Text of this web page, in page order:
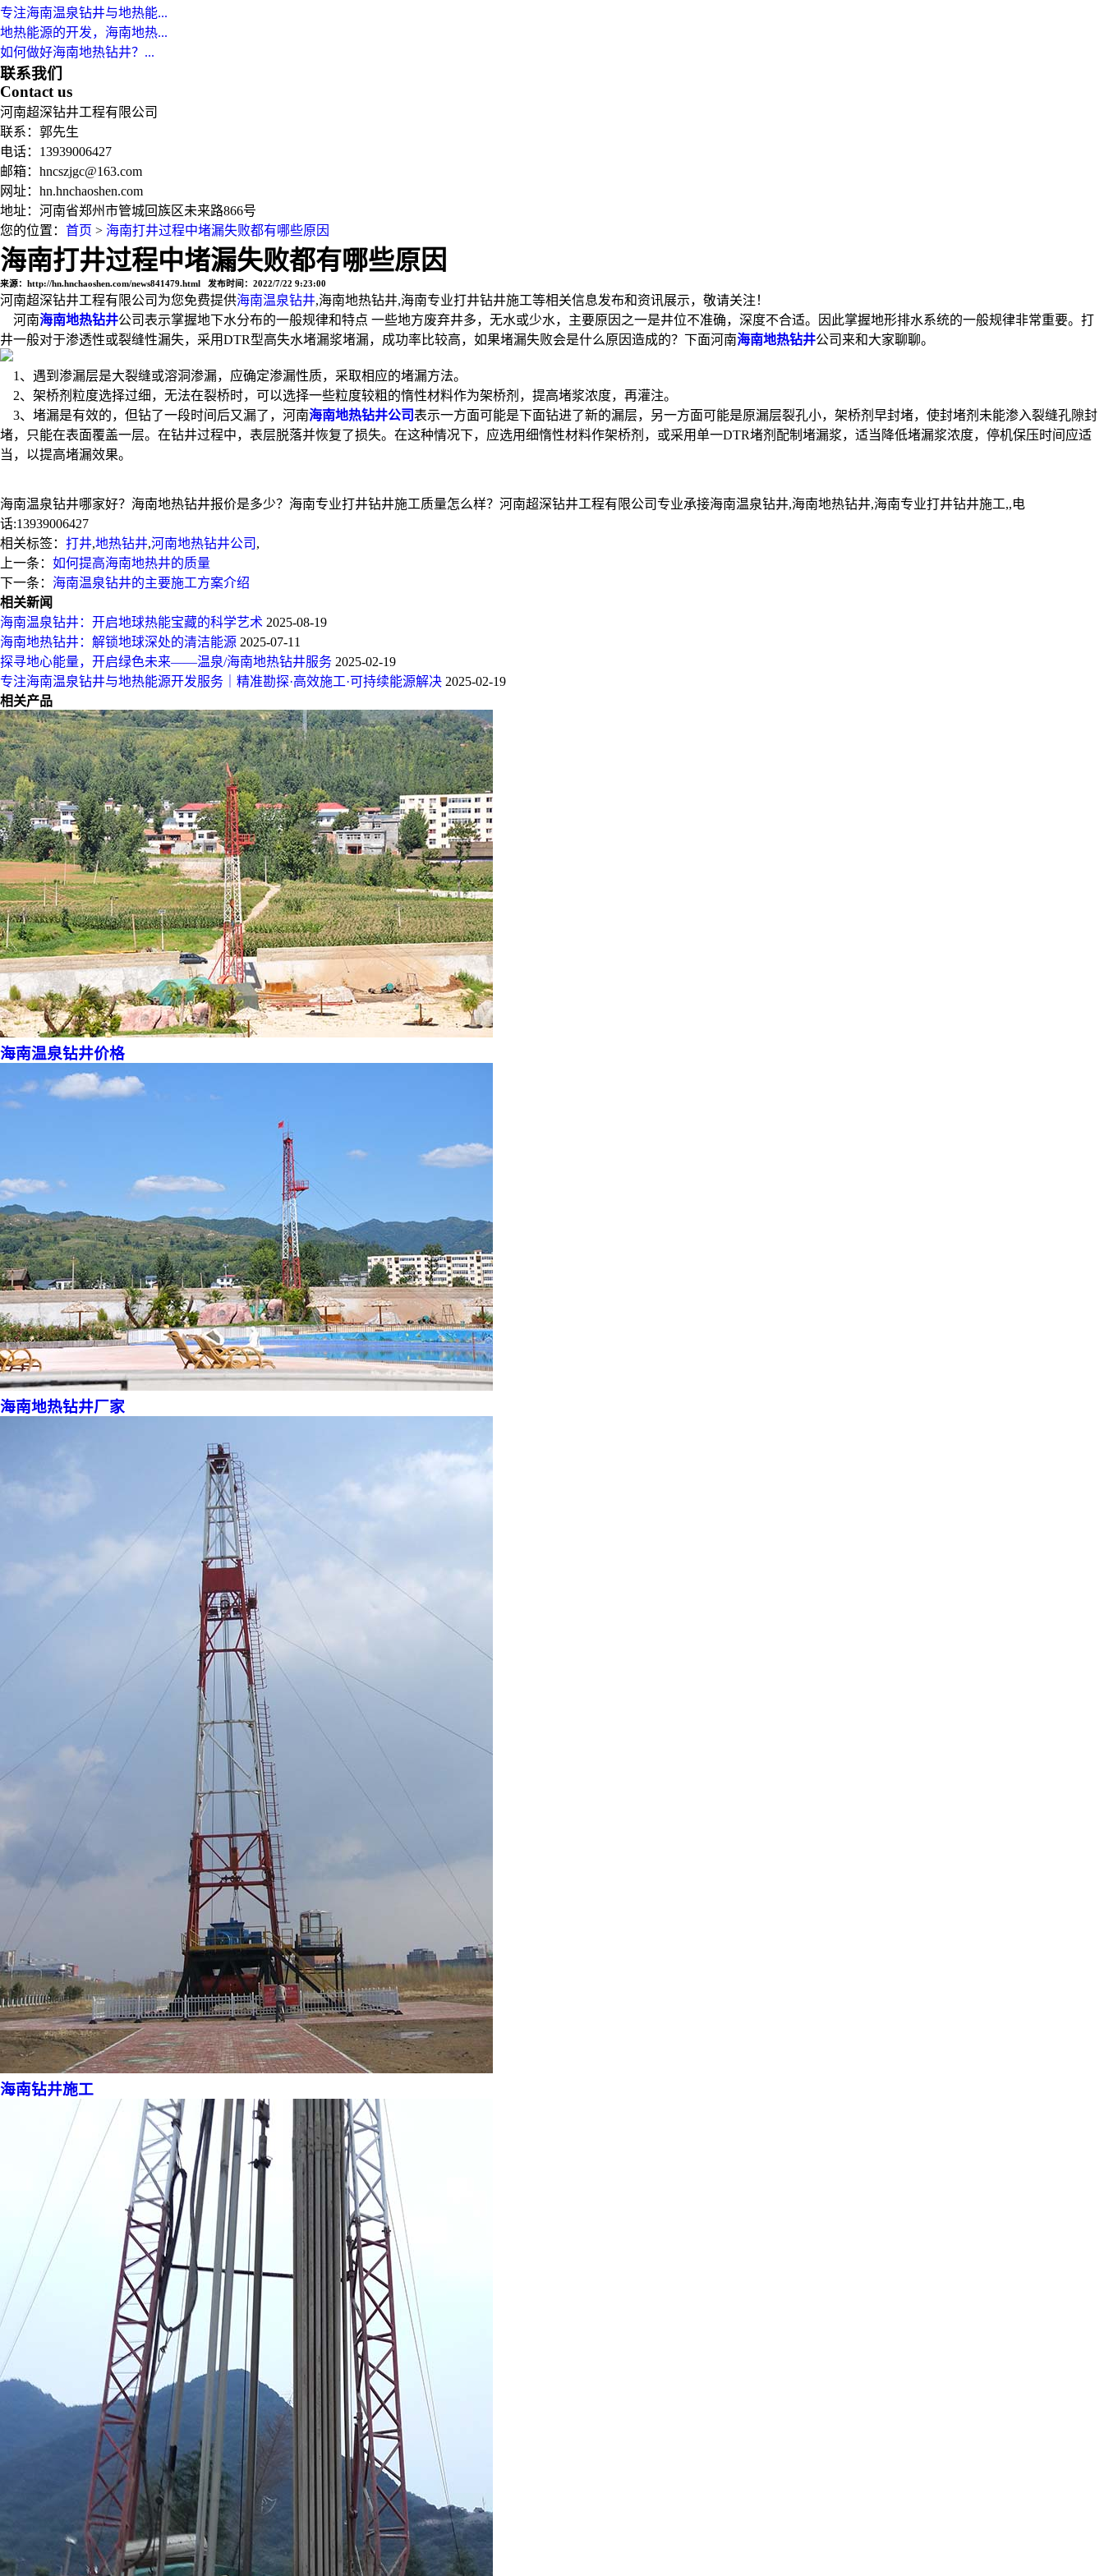
专注海南温泉钻井与地热能...
地热能源的开发，海南地热...
如何做好海南地热钻井？...
联系我们
Contact us
河南超深钻井工程有限公司
联系：郭先生
电话：13939006427
邮箱：hncszjgc@163.com
网址：hn.hnchaoshen.com
地址：河南省郑州市管城回族区未来路866号
您的位置： 首页 > 海南打井过程中堵漏失败都有哪些原因
海南打井过程中堵漏失败都有哪些原因
来源：http://hn.hnchaoshen.com/news841479.html 发布时间：2022/7/22 9:23:00
河南超深钻井工程有限公司为您免费提供海南温泉钻井,海南地热钻井,海南专业打井钻井施工等相关信息发布和资讯展示，敬请关注！
河南海南地热钻井公司表示掌握地下水分布的一般规律和特点 一些地方废弃井多，无水或少水，主要原因之一是井位不准确，深度不合适。因此掌握地形排水系统的一般规律非常重要。打
井一般对于渗透性或裂缝性漏失，采用DTR型高失水堵漏浆堵漏，成功率比较高，如果堵漏失败会是什么原因造成的？下面河南海南地热钻井公司来和大家聊聊。
1、遇到渗漏层是大裂缝或溶洞渗漏，应确定渗漏性质，采取相应的堵漏方法。
2、架桥剂粒度选择过细，无法在裂桥时，可以选择一些粒度较粗的惰性材料作为架桥剂，提高堵浆浓度，再灌注。
3、堵漏是有效的，但钻了一段时间后又漏了，河南海南地热钻井公司表示一方面可能是下面钻进了新的漏层，另一方面可能是原漏层裂孔小，架桥剂早封堵，使封堵剂未能渗入裂缝孔隙封
堵，只能在表面覆盖一层。在钻井过程中，表层脱落并恢复了损失。在这种情况下，应选用细惰性材料作架桥剂，或采用单一DTR堵剂配制堵漏浆，适当降低堵漏浆浓度，停机保压时间应适
当，以提高堵漏效果。
海南温泉钻井哪家好？海南地热钻井报价是多少？海南专业打井钻井施工质量怎么样？河南超深钻井工程有限公司专业承接海南温泉钻井,海南地热钻井,海南专业打井钻井施工,,电
话:13939006427
相关标签： 打井,地热钻井,河南地热钻井公司 ,
上一条： 如何提高海南地热井的质量
下一条： 海南温泉钻井的主要施工方案介绍
相关新闻
海南温泉钻井：开启地球热能宝藏的科学艺术 2025-08-19
海南地热钻井：解锁地球深处的清洁能源 2025-07-11
探寻地心能量，开启绿色未来——温泉/海南地热钻井服务 2025-02-19
专注海南温泉钻井与地热能源开发服务｜精准勘探·高效施工·可持续能源解决 2025-02-19
相关产品
海南温泉钻井价格
海南地热钻井厂家
海南钻井施工